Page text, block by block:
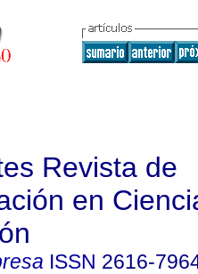
Revista de
en
ISSN 2616-